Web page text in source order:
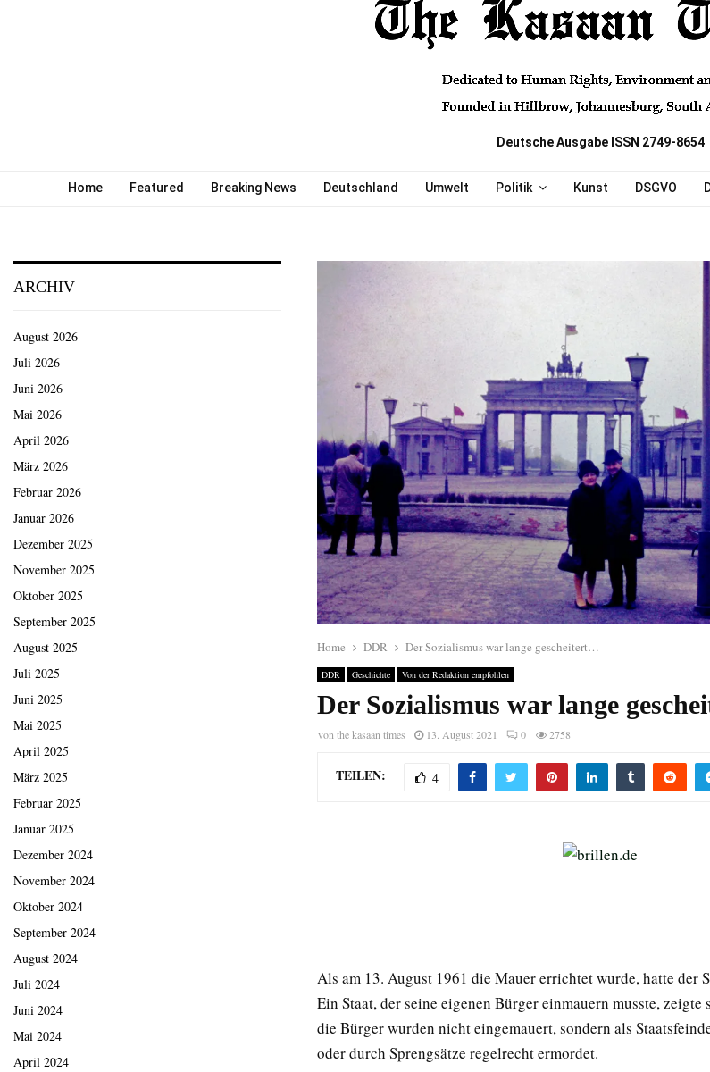
Deutsche Ausgabe ISSN 2749-8654
Home Featured Breaking News Deutschland Umwelt Politik Kunst DSGVO
Home DDR Der Sozialismus war lange gescheitert…
DDR Geschichte Von der Redaktion empfohlen
Der Sozialismus war lange
von the kasaan times 13. August 2021 0 2758
TEILEN: 4
Als am 13. August 1961 die Mauer errichtet wurde, hatte der
Ein Staat, der seine eigenen Bürger einmauern musste, zeigte
die Bürger wurden nicht eingemauert, sondern als
oder durch Sprengsätze regelrecht ermordet.
ARCHIV
August 2026
Juli 2026
Juni 2026
Mai 2026
April 2026
März 2026
Februar 2026
Januar 2026
Dezember 2025
November 2025
Oktober 2025
September 2025
August 2025
Juli 2025
Juni 2025
Mai 2025
April 2025
März 2025
Februar 2025
Januar 2025
Dezember 2024
November 2024
Oktober 2024
September 2024
August 2024
Juli 2024
Juni 2024
Mai 2024
April 2024